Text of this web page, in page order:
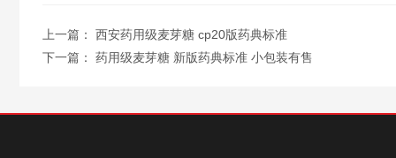
上一篇： 西安药用级麦芽糖 cp20版药典标准
下一篇： 药用级麦芽糖 新版药典标准 小包装有售